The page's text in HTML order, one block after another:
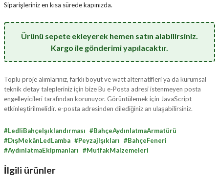
Siparişleriniz en kısa sürede kapınızda.
Ürünü sepete ekleyerek hemen satın alabilirsiniz.
Kargo ile gönderimi yapılacaktır.
Toplu proje alımlarınız, farklı boyut ve watt alternatifleri ya da kurumsal
teknik detay talepleriniz için bizeBu e-Posta adresi istenmeyen posta
engelleyicileri tarafından korunuyor. Görüntülemek için JavaScript
etkinleştirilmelidir. e-posta adresinden dilediğiniz an ulaşabilirsiniz.
#LedliBahçeIşıklandırması #BahçeAydınlatmaArmatürü
#DışMekânLedLamba #PeyzajIşıkları #BahçeFeneri
#AydınlatmaEkipmanları #MutfakMalzemeleri
İlgili ürünler